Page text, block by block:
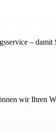
– damit
wir Ihren